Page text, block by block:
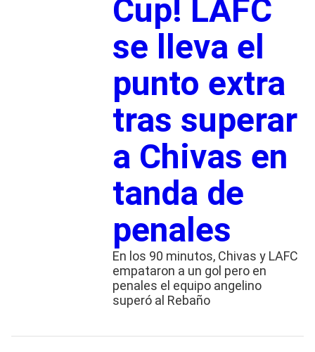
Cup! LAFC
se lleva el
punto extra
tras superar
a Chivas en
tanda de
penales
En los 90 minutos, Chivas y LAFC
empataron a un gol pero en
penales el equipo angelino
superó al Rebaño